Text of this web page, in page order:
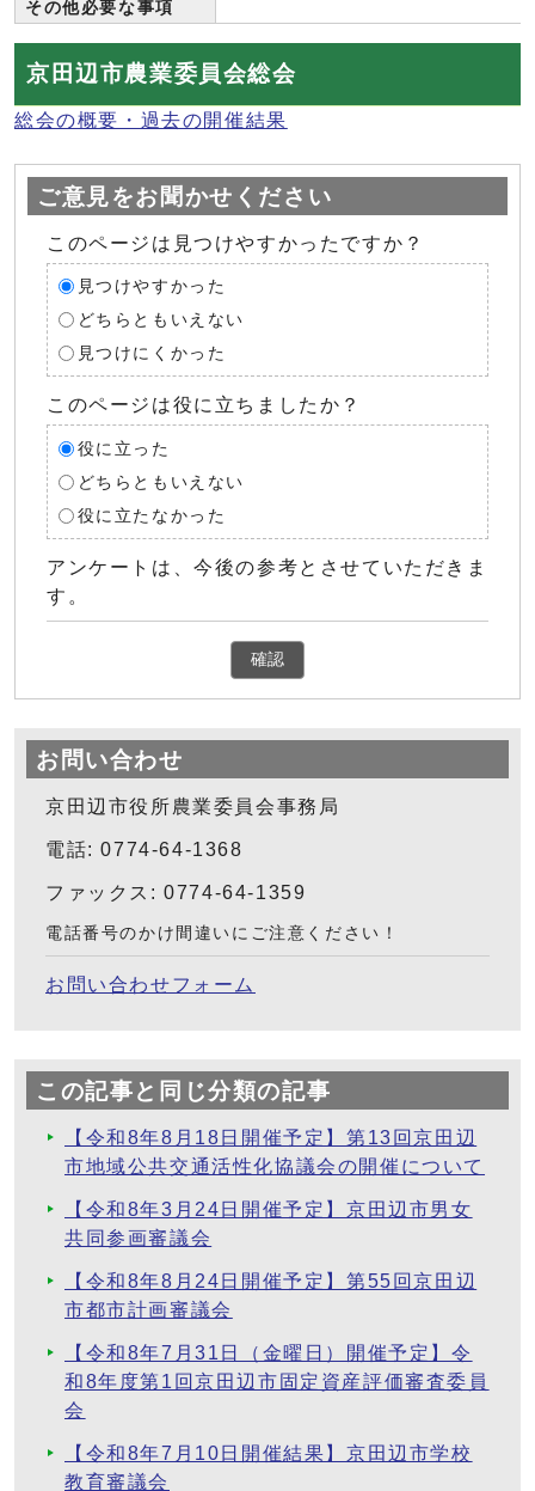
その他必要な事項
京田辺市農業委員会総会
総会の概要・過去の開催結果
ご意見をお聞かせください
このページは見つけやすかったですか？
見つけやすかった
どちらともいえない
見つけにくかった
このページは役に立ちましたか？
役に立った
どちらともいえない
役に立たなかった
アンケートは、今後の参考とさせていただきま
す。
確認
お問い合わせ
京田辺市役所農業委員会事務局
電話: 0774-64-1368
ファックス: 0774-64-1359
電話番号のかけ間違いにご注意ください！
お問い合わせフォーム
この記事と同じ分類の記事
【令和8年8月18日開催予定】第13回京田辺
市地域公共交通活性化協議会の開催について
【令和8年3月24日開催予定】京田辺市男女
共同参画審議会
【令和8年8月24日開催予定】第55回京田辺
市都市計画審議会
【令和8年7月31日（金曜日）開催予定】令
和8年度第1回京田辺市固定資産評価審査委員
会
【令和8年7月10日開催結果】京田辺市学校
教育審議会